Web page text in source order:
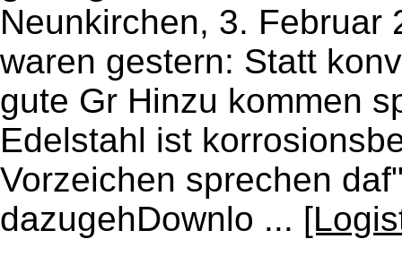
Neunkirchen, 3. Februar
waren gestern: Statt
gute Gr Hinzu kommen
Edelstahl ist
Vorzeichen sprechen
dazugehDownlo ...